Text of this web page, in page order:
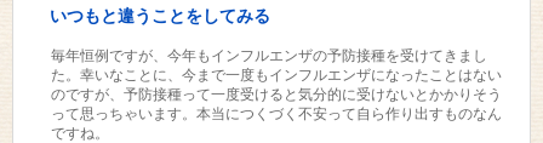
いつもと違うことをしてみる
毎年恒例ですが、今年もインフルエンザの予防接種を受けてきまし
た。幸いなことに、今まで一度もインフルエンザになったことはない
のですが、予防接種って一度受けると気分的に受けないとかかりそう
って思っちゃいます。本当につくづく不安って自ら作り出すものなん
ですね。